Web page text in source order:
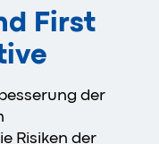
First
der
Risiken der